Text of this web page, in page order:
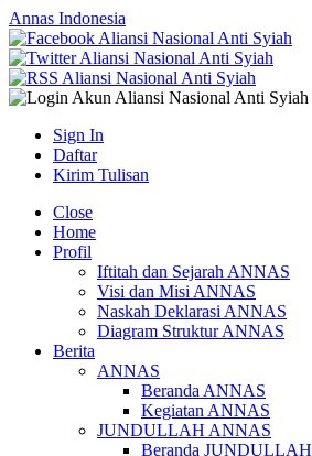
Annas Indonesia
Sign In
Daftar
Kirim Tulisan
Close
Home
Profil
Iftitah dan Sejarah ANNAS
Visi dan Misi ANNAS
Naskah Deklarasi ANNAS
Diagram Struktur ANNAS
Berita
ANNAS
Beranda ANNAS
Kegiatan ANNAS
JUNDULLAH ANNAS
Beranda JUNDULLAH